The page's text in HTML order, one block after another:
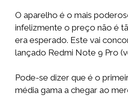
O aparelho é o mais
infelizmente o preço não é
era esperado. Este vai
lançado Redmi Note 9 Pro
Pode-se dizer que é o
média gama a chegar ao